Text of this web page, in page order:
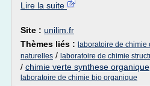
Lire la suite
Site : unilim.fr
Thèmes liés : laboratoire de
naturelles / laboratoire de chimie
/ chimie verte synthese organique
laboratoire de chimie bio organique